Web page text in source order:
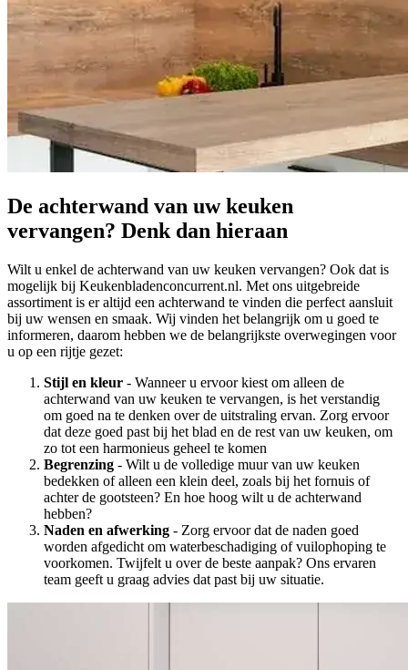
De achterwand van uw keuken
vervangen? Denk dan hieraan
Wilt u enkel de achterwand van uw keuken vervangen? Ook dat is
mogelijk bij Keukenbladenconcurrent.nl. Met ons uitgebreide
assortiment is er altijd een achterwand te vinden die perfect aansluit
bij uw wensen en smaak. Wij vinden het belangrijk om u goed te
informeren, daarom hebben we de belangrijkste overwegingen voor
u op een rijtje gezet:
Stijl en kleur - Wanneer u ervoor kiest om alleen de
achterwand van uw keuken te vervangen, is het verstandig
om goed na te denken over de uitstraling ervan. Zorg ervoor
dat deze goed past bij het blad en de rest van uw keuken, om
zo tot een harmonieus geheel te komen
Begrenzing - Wilt u de volledige muur van uw keuken
bedekken of alleen een klein deel, zoals bij het fornuis of
achter de gootsteen? En hoe hoog wilt u de achterwand
hebben?
Naden en afwerking - Zorg ervoor dat de naden goed
worden afgedicht om waterbeschadiging of vuilophoping te
voorkomen. Twijfelt u over de beste aanpak? Ons ervaren
team geeft u graag advies dat past bij uw situatie.